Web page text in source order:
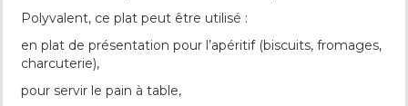
Polyvalent, ce plat peut être utilisé :
en plat de présentation pour l’apéritif (biscuits, fromages,
charcuterie),
pour servir le pain à table,